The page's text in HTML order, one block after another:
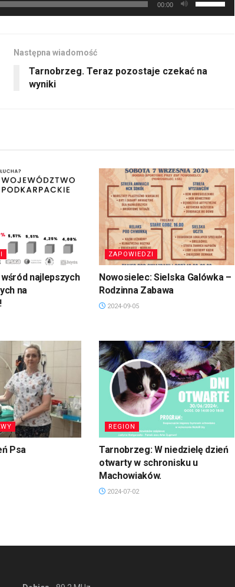
00:00
strzałek
do
głośność.
Następna wiadomość
Tarnobrzeg. Teraz pozostaje czekać na
wyniki
najlepszych
na
ZAPOWIEDZI
Nowosielec: Sielska Galówka –
Rodzinna Zabawa
2024-09-05
Psa
REGION
Tarnobrzeg: W niedzielę dzień
otwarty w schronisku u
Machowiaków.
2024-07-02